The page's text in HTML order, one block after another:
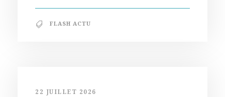
FLASH ACTU
22 JUILLET 2026